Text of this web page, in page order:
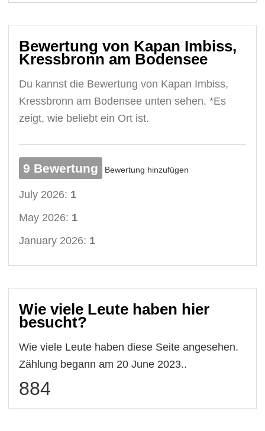
Bewertung von Kapan Imbiss,
Kressbronn am Bodensee
Du kannst die Bewertung von Kapan Imbiss,
Kressbronn am Bodensee unten sehen. *Es
zeigt, wie beliebt ein Ort ist.
9 Bewertung Bewertung hinzufügen
July 2026: 1
May 2026: 1
January 2026: 1
Wie viele Leute haben hier
besucht?
Wie viele Leute haben diese Seite angesehen.
Zählung begann am 20 June 2023..
884